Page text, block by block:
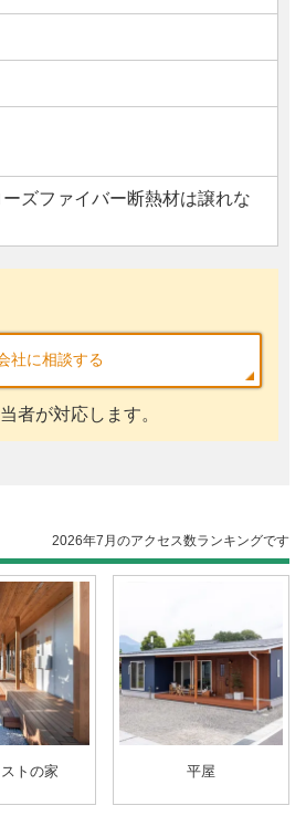
ズファイバー断熱材は譲れな
社に相談する
者が対応します。
2026年7月のアクセス数ランキングです
トの家 平屋